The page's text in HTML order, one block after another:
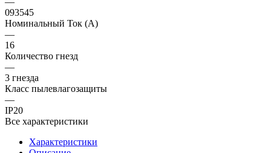
093545
Номинальный Ток (A)
—
16
Количество гнезд
—
3 гнезда
Класс пылевлагозащиты
—
IP20
Все характеристики
Характеристики